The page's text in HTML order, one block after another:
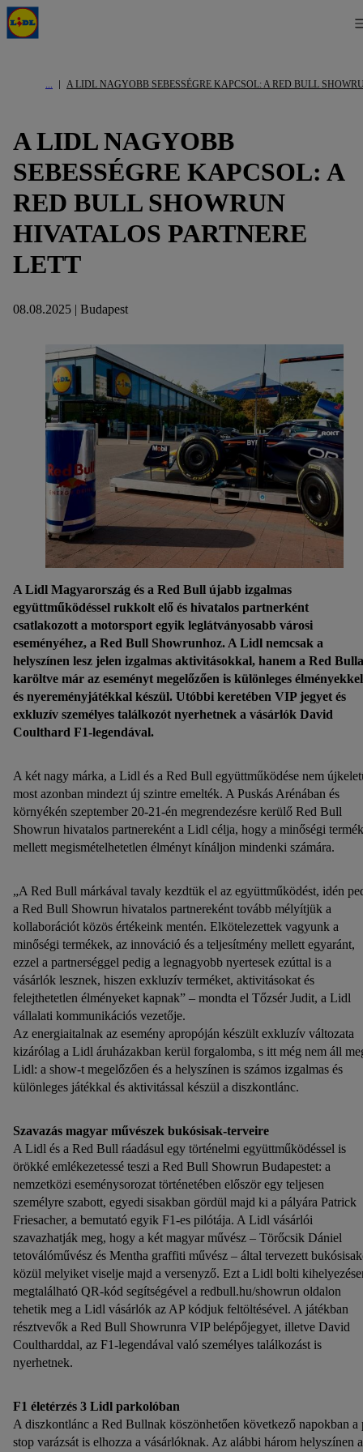
A LIDL NAGYOBB SEBESSÉGRE KAPCSOL: A RED BULL
A LIDL NAGYOBB
SEBESSÉGRE KAPCSOL: A
RED BULL SHOWRUN
HIVATALOS PARTNERE
LETT
08.08.2025 | Budapest
A Lidl Magyarország és a Red Bull újabb izgalmas
együttműködéssel rukkolt elő és hivatalos partnerként
csatlakozott a motorsport egyik leglátványosabb városi
eseményéhez, a Red Bull Showrunhoz. A Lidl nemcsak a
helyszínen lesz jelen izgalmas aktivitásokkal, hanem a Red
karöltve már az eseményt megelőzően is különleges élményekkel
és nyereményjátékkal készül. Utóbbi keretében VIP jegyet és
exkluzív személyes találkozót nyerhetnek a vásárlók David
Coulthard F1-legendával.
A két nagy márka, a Lidl és a Red Bull együttműködése nem
most azonban mindezt új szintre emelték. A Puskás Arénában és
környékén szeptember 20-21-én megrendezésre kerülő Red Bull
Showrun hivatalos partnereként a Lidl célja, hogy a minőségi
mellett megismételhetetlen élményt kínáljon mindenki számára.
„A Red Bull márkával tavaly kezdtük el az együttműködést, idén
a Red Bull Showrun hivatalos partnereként tovább mélyítjük a
kollaborációt közös értékeink mentén. Elkötelezettek vagyunk a
minőségi termékek, az innováció és a teljesítmény mellett egyaránt,
ezzel a partnerséggel pedig a legnagyobb nyertesek ezúttal is a
vásárlók lesznek, hiszen exkluzív terméket, aktivitásokat és
felejthetetlen élményeket kapnak” – mondta el Tőzsér Judit, a Lidl
vállalati kommunikációs vezetője.
Az energiaitalnak az esemény apropóján készült exkluzív változata
kizárólag a Lidl áruházakban kerül forgalomba, s itt még nem áll
Lidl: a show-t megelőzően és a helyszínen is számos izgalmas és
különleges játékkal és aktivitással készül a diszkontlánc.
Szavazás magyar művészek bukósisak-terveire
A Lidl és a Red Bull ráadásul egy történelmi együttműködéssel is
örökké emlékezetessé teszi a Red Bull Showrun Budapestet: a
nemzetközi eseménysorozat történetében először egy teljesen
személyre szabott, egyedi sisakban gördül majd ki a pályára Patrick
Friesacher, a bemutató egyik F1-es pilótája. A Lidl vásárlói
szavazhatják meg, hogy a két magyar művész – Törőcsik Dániel
tetoválóművész és Mentha graffiti művész – által tervezett
közül melyiket viselje majd a versenyző. Ezt a Lidl bolti
megtalálható QR-kód segítségével a redbull.hu/showrun oldalon
tehetik meg a Lidl vásárlók az AP kódjuk feltöltésével. A játékban
résztvevők a Red Bull Showrunra VIP belépőjegyet, illetve David
Coultharddal, az F1-legendával való személyes találkozást is
nyerhetnek.
F1 életérzés 3 Lidl parkolóban
A diszkontlánc a Red Bullnak köszönhetően következő napokban a
stop varázsát is elhozza a vásárlóknak. Az alábbi három helyszínen a